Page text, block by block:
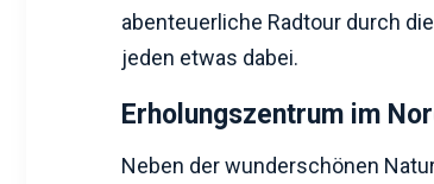
abenteuerliche Radtour durch
jeden etwas dabei.
Erholungszentrum im
Neben der wunderschönen